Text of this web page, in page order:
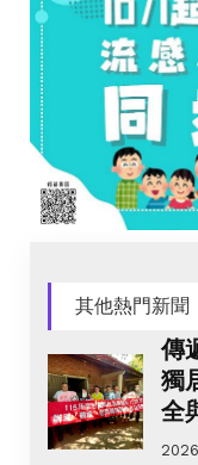
其他熱門新聞
傳
獨
全